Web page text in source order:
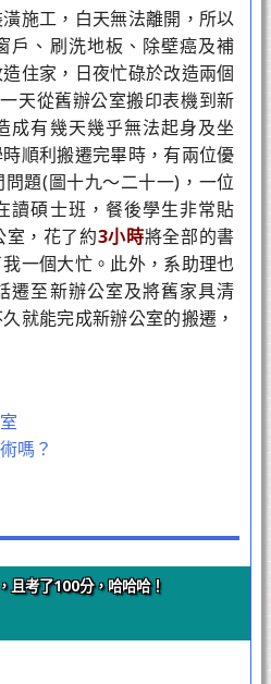
施工，白天無法離開，所以
戶、刷洗地板、除壁癌及補
住家，日夜忙碌於改造兩個
天從舊辦公室搬印表機到新
成有幾天幾乎無法起身及坐
順利搬遷完畢時，有兩位優
題(圖十九～二十一)，一位
讀碩士班，餐後學生非常貼
室，花了約3小時將全部的書
一個大忙。此外，系助理也
遷至新辦公室及將舊家具清
就能完成新辦公室的搬遷，
嗎？
考了100分，哈哈哈！